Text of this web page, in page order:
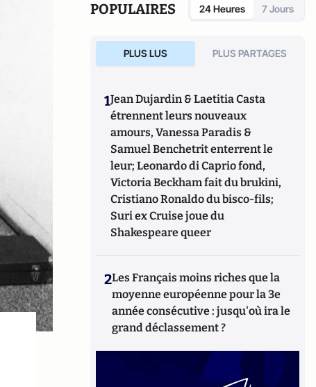
POPULAIRES 24 Heures 7 Jours
PLUS LUS PLUS PARTAGES
1Jean Dujardin & Laetitia Casta
étrennent leurs nouveaux
amours, Vanessa Paradis &
Samuel Benchetrit enterrent le
leur; Leonardo di Caprio fond,
Victoria Beckham fait du brukini,
Cristiano Ronaldo du bisco-fils;
Suri ex Cruise joue du
Shakespeare queer
2Les Français moins riches que la
moyenne européenne pour la 3e
année consécutive : jusqu'où ira le
grand déclassement ?